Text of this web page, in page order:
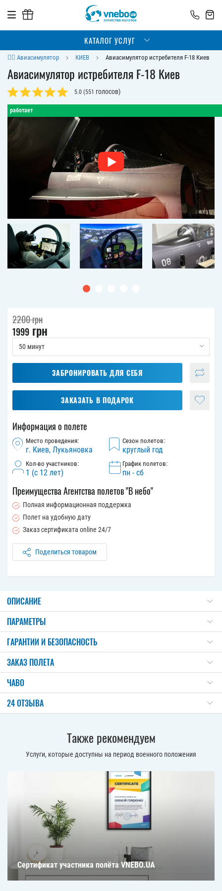
КАТАЛОГ УСЛУГ
👨‍✈️ Авиасимулятор КИЕВ Авиасимулятор истребителя F-18 Киев
Авиасимулятор истребителя F-18 Киев
5.0 (551 голосов)
работает
2200грн
1999 грн
50 минут
ЗАБРОНИРОВАТЬ ДЛЯ СЕБЯ
ЗАКАЗАТЬ В ПОДАРОК
Информация о полете
Место проведения:
г. Киев, Лукьяновка
Сезон полетов:
круглый год
Кол-во участников:
1 (с 12 лет)
График полетов:
пн - сб
Преимущества Агентства полетов "В небо"
Полная информационная поддержка
Полет на удобную дату
Заказ сертификата online 24/7
Поделиться товаром
ОПИСАНИЕ
ПАРАМЕТРЫ
ГАРАНТИИ И БЕЗОПАСНОСТЬ
ЗАКАЗ ПОЛЕТА
ЧАВО
24 ОТЗЫВА
Также рекомендуем
Услуги, которые доступны на период военного положения
Сертификат участника полёта VNEBO.UA